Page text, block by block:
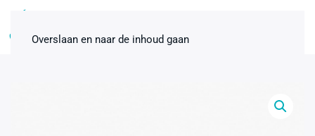
Overslaan en naar de inhoud gaan